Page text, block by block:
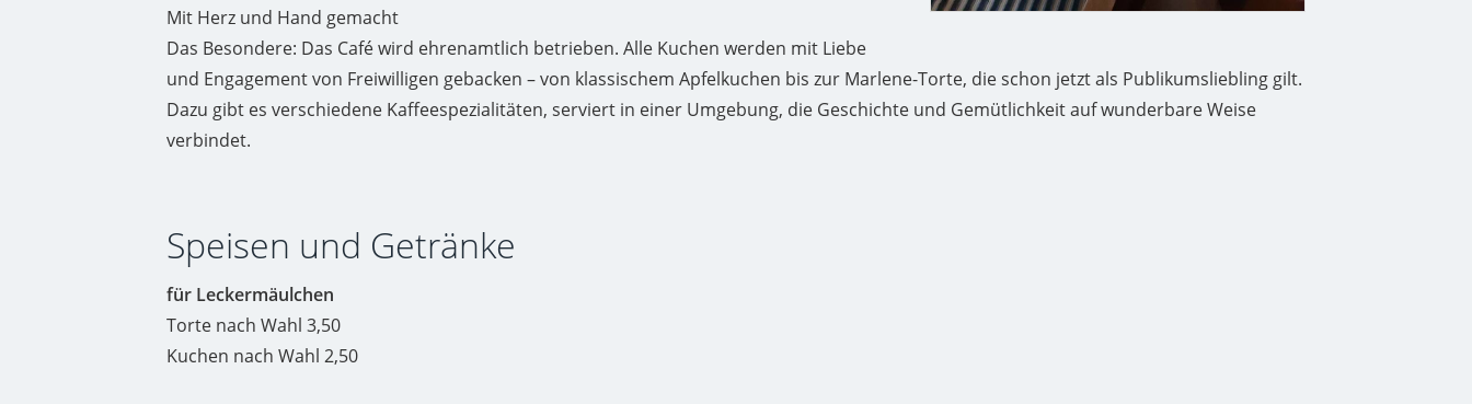
Mit Herz und Hand gemacht
Das Besondere: Das Café wird ehrenamtlich betrieben. Alle Kuchen werden mit Liebe
und Engagement von Freiwilligen gebacken – von klassischem Apfelkuchen bis zur Marlene-Torte, die schon jetzt als Publikumsliebling gilt.
Dazu gibt es verschiedene Kaffeespezialitäten, serviert in einer Umgebung, die Geschichte und Gemütlichkeit auf wunderbare Weise
verbindet.
Speisen und Getränke
für Leckermäulchen
Torte nach Wahl 3,50
Kuchen nach Wahl 2,50